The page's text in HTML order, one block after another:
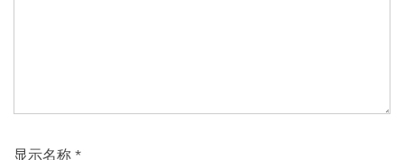
显示名称 *